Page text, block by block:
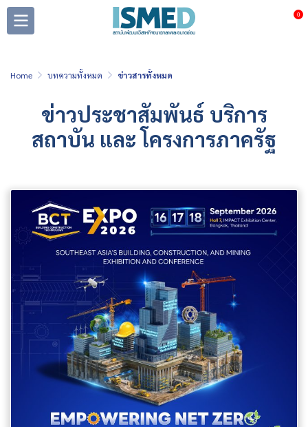
0
Home บทความทั้งหมด ข่าวสารทั้งหมด
ข่าวประชาสัมพันธ์ บริการ
สถาบัน และ โครงการภาครัฐ